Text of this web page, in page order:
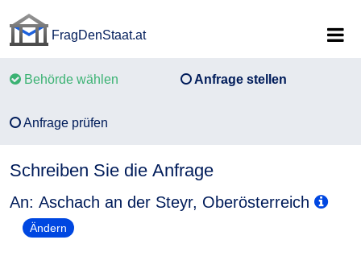
FragDenStaat.at
Behörde wählen Anfrage stellen
Anfrage prüfen
Schreiben Sie die Anfrage
An: Aschach an der Steyr, Oberösterreich
Ändern